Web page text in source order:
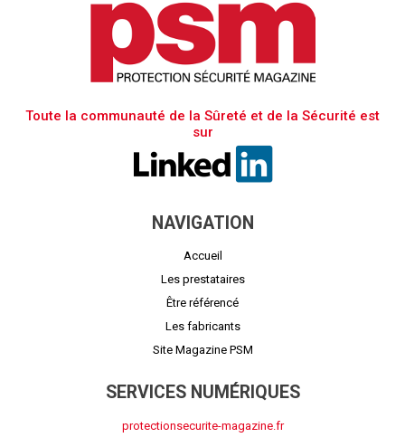
Toute la communauté de la Sûreté et de la Sécurité est
sur
NAVIGATION
Accueil
Les prestataires
Être référencé
Les fabricants
Site Magazine PSM
SERVICES NUMÉRIQUES
protectionsecurite-magazine.fr